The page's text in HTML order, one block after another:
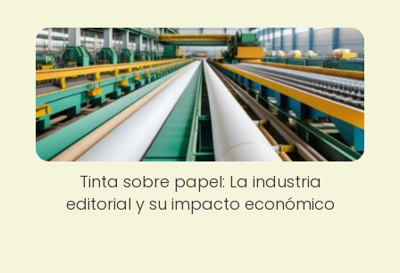
Tinta sobre papel: La industria
editorial y su impacto económico